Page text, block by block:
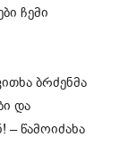
ჩემი
ბრძენმა
და
– წამოიძახა